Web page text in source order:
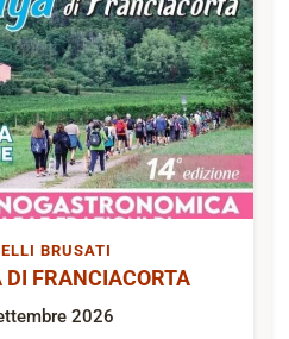
BRUSATI
FRANCIACORTA
2026